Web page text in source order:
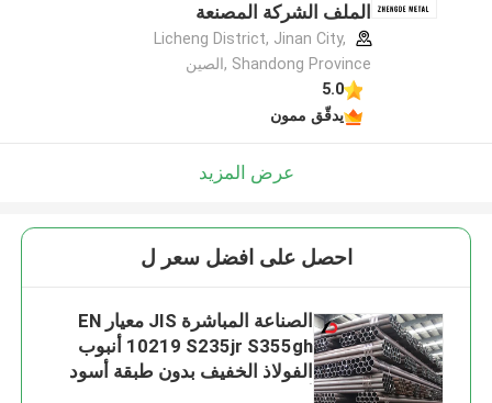
الملف الشركة المصنعة
Licheng District, Jinan City,
Shandong Province ,الصين
5.0
يدقّق ممون
عرض المزيد
احصل على افضل سعر ل
الصناعة المباشرة JIS معيار EN
10219 S235jr S355gh أنبوب
الفولاذ الخفيف بدون طبقة أسود